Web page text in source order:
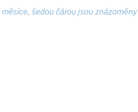
šedou čárou jsou znázorněny